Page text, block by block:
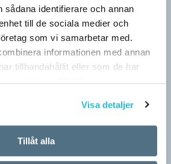
sådana identifierare och annan
till de sociala medier och
som vi samarbetar med.
informationen med annan
tillhandahållit eller som de har
deras tjänster.
Visa detaljer
Tillåt alla
Hjovisst älskar vi